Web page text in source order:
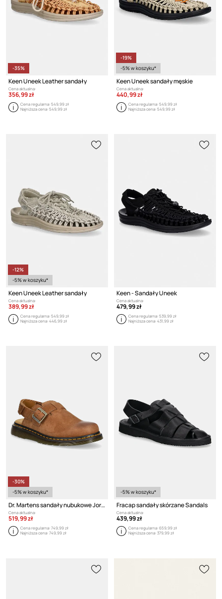
-35%
Keen Uneek Leather sandały
Cena aktualna:
356,99 zł
Cena regularna:549,99 zł
Najniższa cena:549,99 zł
-19%
-5% w koszyku*
Keen Uneek sandały męskie
Cena aktualna:
440,99 zł
Cena regularna:549,99 zł
Najniższa cena:549,99 zł
-12%
-5% w koszyku*
Keen Uneek Leather sandały
Cena aktualna:
389,99 zł
Cena regularna:549,99 zł
Najniższa cena:446,99 zł
Keen - Sandały Uneek
Cena aktualna:
479,99 zł
Cena regularna:539,99 zł
Najniższa cena:431,99 zł
-30%
-5% w koszyku*
Dr. Martens sandały nubukowe Jorge II Mule
Cena aktualna:
519,99 zł
Cena regularna:749,99 zł
Najniższa cena:749,99 zł
-5% w koszyku*
Fracap sandały skórzane Sandals
Cena aktualna:
439,99 zł
Cena regularna:659,99 zł
Najniższa cena:379,99 zł